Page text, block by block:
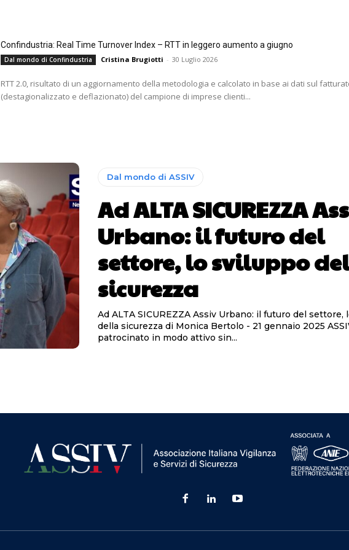
Confindustria: Real Time Turnover Index – RTT in leggero aumento a giugno
Dal mondo di Confindustria Cristina Brugiotti - 30 Luglio 2026
RTT 2.0, risultato di un aggiornamento della metodologia e calcolato in base ai dati sul
(destagionalizzato e deflazionato) del campione di imprese clienti...
Dal mondo di ASSIV
Ad ALTA SICUREZZA
Urbano: il futuro del
settore, lo sviluppo
sicurezza
Ad ALTA SICUREZZA Assiv Urbano: il futuro del settore,
della sicurezza di Monica Bertolo - 21 gennaio 2025 ASSIV ha
patrocinato in modo attivo sin...